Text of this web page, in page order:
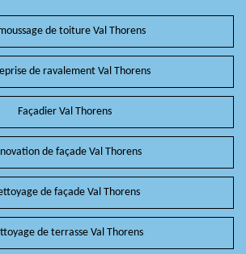
de toiture Val Thorens
de ravalement Val Thorens
Façadier Val Thorens
de façade Val Thorens
de façade Val Thorens
de terrasse Val Thorens